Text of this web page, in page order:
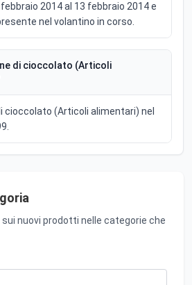
2014 al 13 febbraio 2014 e
nel volantino in corso.
di cioccolato (Articoli
cioccolato (Articoli alimentari) nel
nuovi prodotti nelle categorie che